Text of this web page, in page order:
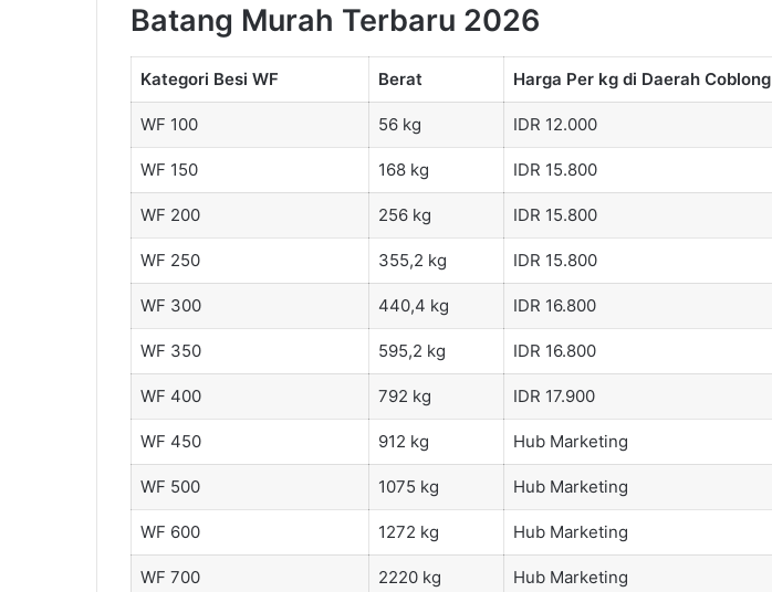
Batang Murah Terbaru 2026
Kategori Besi WF Berat Harga Per kg di Daerah Coblong
WF 100 56 kg IDR 12.000
WF 150 168 kg IDR 15.800
WF 200 256 kg IDR 15.800
WF 250 355,2 kg IDR 15.800
WF 300 440,4 kg IDR 16.800
WF 350 595,2 kg IDR 16.800
WF 400 792 kg IDR 17.900
WF 450 912 kg Hub Marketing
WF 500 1075 kg Hub Marketing
WF 600 1272 kg Hub Marketing
WF 700 2220 kg Hub Marketing